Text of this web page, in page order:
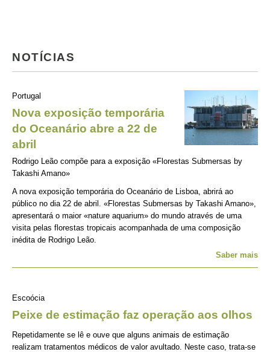
NOTÍCIAS
Portugal
Nova exposição temporária
do Oceanário abre a 22 de
abril
Rodrigo Leão compõe para a exposição «Florestas Submersas by
Takashi Amano»
A nova exposição temporária do Oceanário de Lisboa, abrirá ao
público no dia 22 de abril. «Florestas Submersas by Takashi Amano»,
apresentará o maior «nature aquarium» do mundo através de uma
visita pelas florestas tropicais acompanhada de uma composição
inédita de Rodrigo Leão.
Saber mais
Escoócia
Peixe de estimação faz operação aos olhos
Repetidamente se lê e ouve que alguns animais de estimação
realizam tratamentos médicos de valor avultado. Neste caso, trata-se